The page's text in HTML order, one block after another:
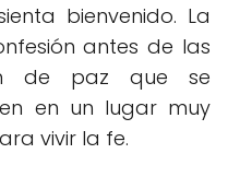
bienvenido. La
antes de las
de paz que se
en un lugar muy
vivir la fe.